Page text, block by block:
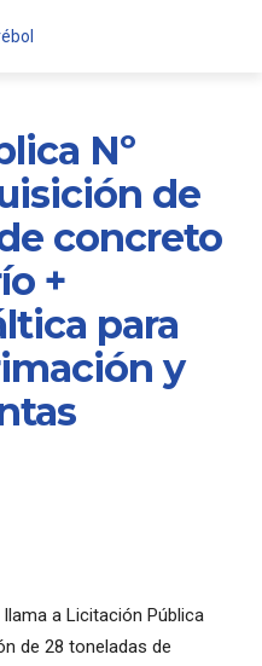
Nº
de
concreto
+
para
y
llama a Licitación Pública
de 28 toneladas de